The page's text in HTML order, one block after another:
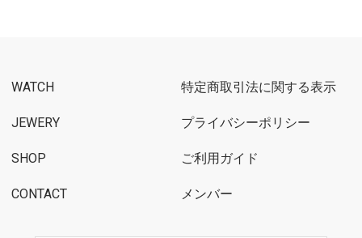
WATCH
JEWERY
SHOP
CONTACT
特定商取引法に関する表示
プライバシーポリシー
ご利用ガイド
メンバー